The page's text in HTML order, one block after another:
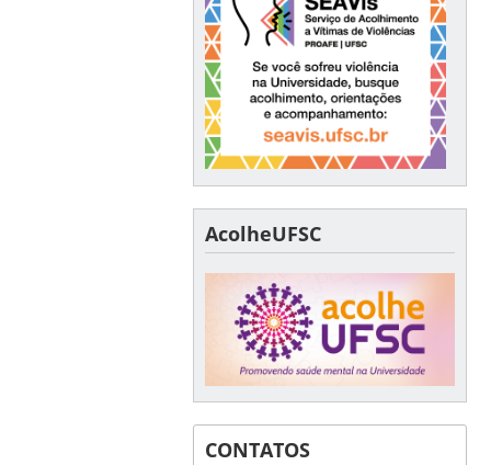
AcolheUFSC
CONTATOS